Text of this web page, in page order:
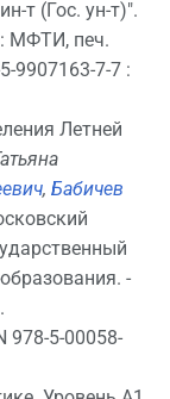
т (Гос. ун-т)".
МФТИ, печ.
9907163-7-7 :
Летней
, Бабичев
-
978-5-00058-